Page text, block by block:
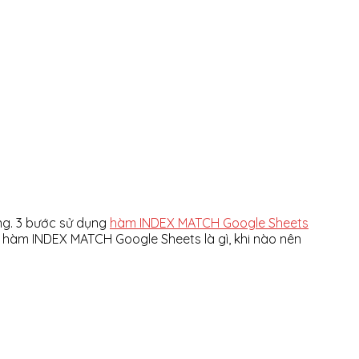
3 bước sử dụng hàm INDEX MATCH Google Sheets
INDEX MATCH Google Sheets là gì, khi nào nên